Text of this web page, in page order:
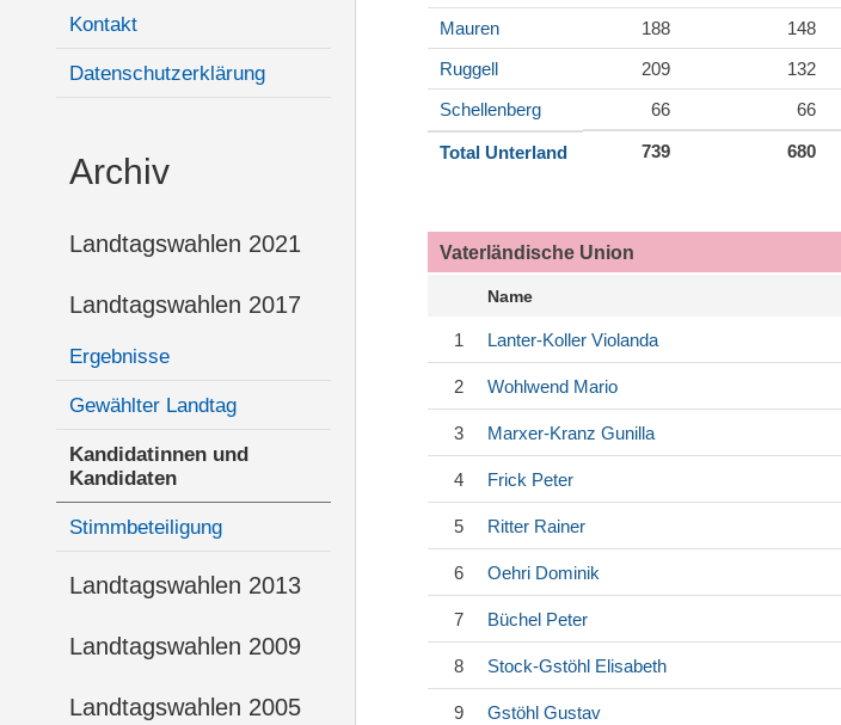
Kontakt
Datenschutzerklärung
Archiv
Landtagswahlen 2021
Landtagswahlen 2017
Ergebnisse
Gewählter Landtag
Kandidatinnen und
Kandidaten
Stimmbeteiligung
Landtagswahlen 2013
Landtagswahlen 2009
Landtagswahlen 2005
Mauren
188 148
Ruggell
209 132
Schellenberg
66 66
Total Unterland 739 680
Vaterländische Union
Name
1 Lanter-Koller Violanda
2 Wohlwend Mario
3 Marxer-Kranz Gunilla
4 Frick Peter
5 Ritter Rainer
6 Oehri Dominik
7 Büchel Peter
8 Stock-Gstöhl Elisabeth
9 Gstöhl Gustav